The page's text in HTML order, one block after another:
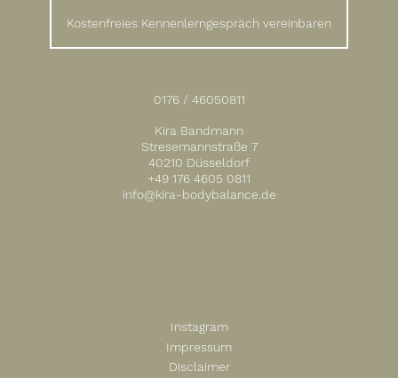
Kostenfreies Kennenlerngespräch vereinbaren
0176 / 46050811
Kira Bandmann
Stresemannstraße 7
40210 Düsseldorf
+49 176 4605 0811
info@kira-bodybalance.de
Instagram
Impressum
Disclaimer